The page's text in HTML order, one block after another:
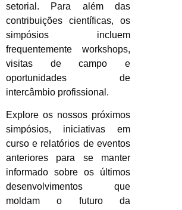
setorial. Para além das
contribuições científicas, os
simpósios incluem
frequentemente workshops,
visitas de campo e
oportunidades de
intercâmbio profissional.
Explore os nossos próximos
simpósios, iniciativas em
curso e relatórios de eventos
anteriores para se manter
informado sobre os últimos
desenvolvimentos que
moldam o futuro da